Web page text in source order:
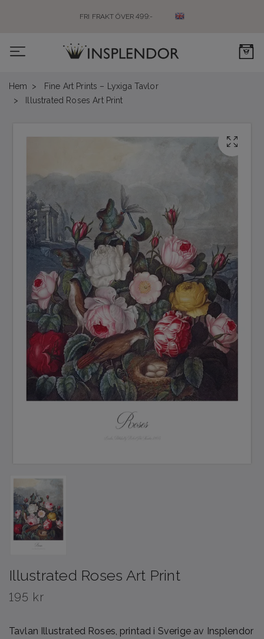
FRI FRAKT ÖVER 499:-
0
Hem
Fine Art Prints – Lyxiga Tavlor
Illustrated Roses Art Print
Illustrated Roses Art Print
195 kr
Tavlan Illustrated Roses, printad i Sverige av Insplendor